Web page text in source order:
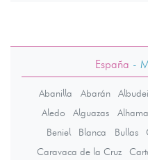
España -
Abanilla Abarán
Aledo
Alguazas
Beniel
Blanca Bullas
Caravaca de la Cruz